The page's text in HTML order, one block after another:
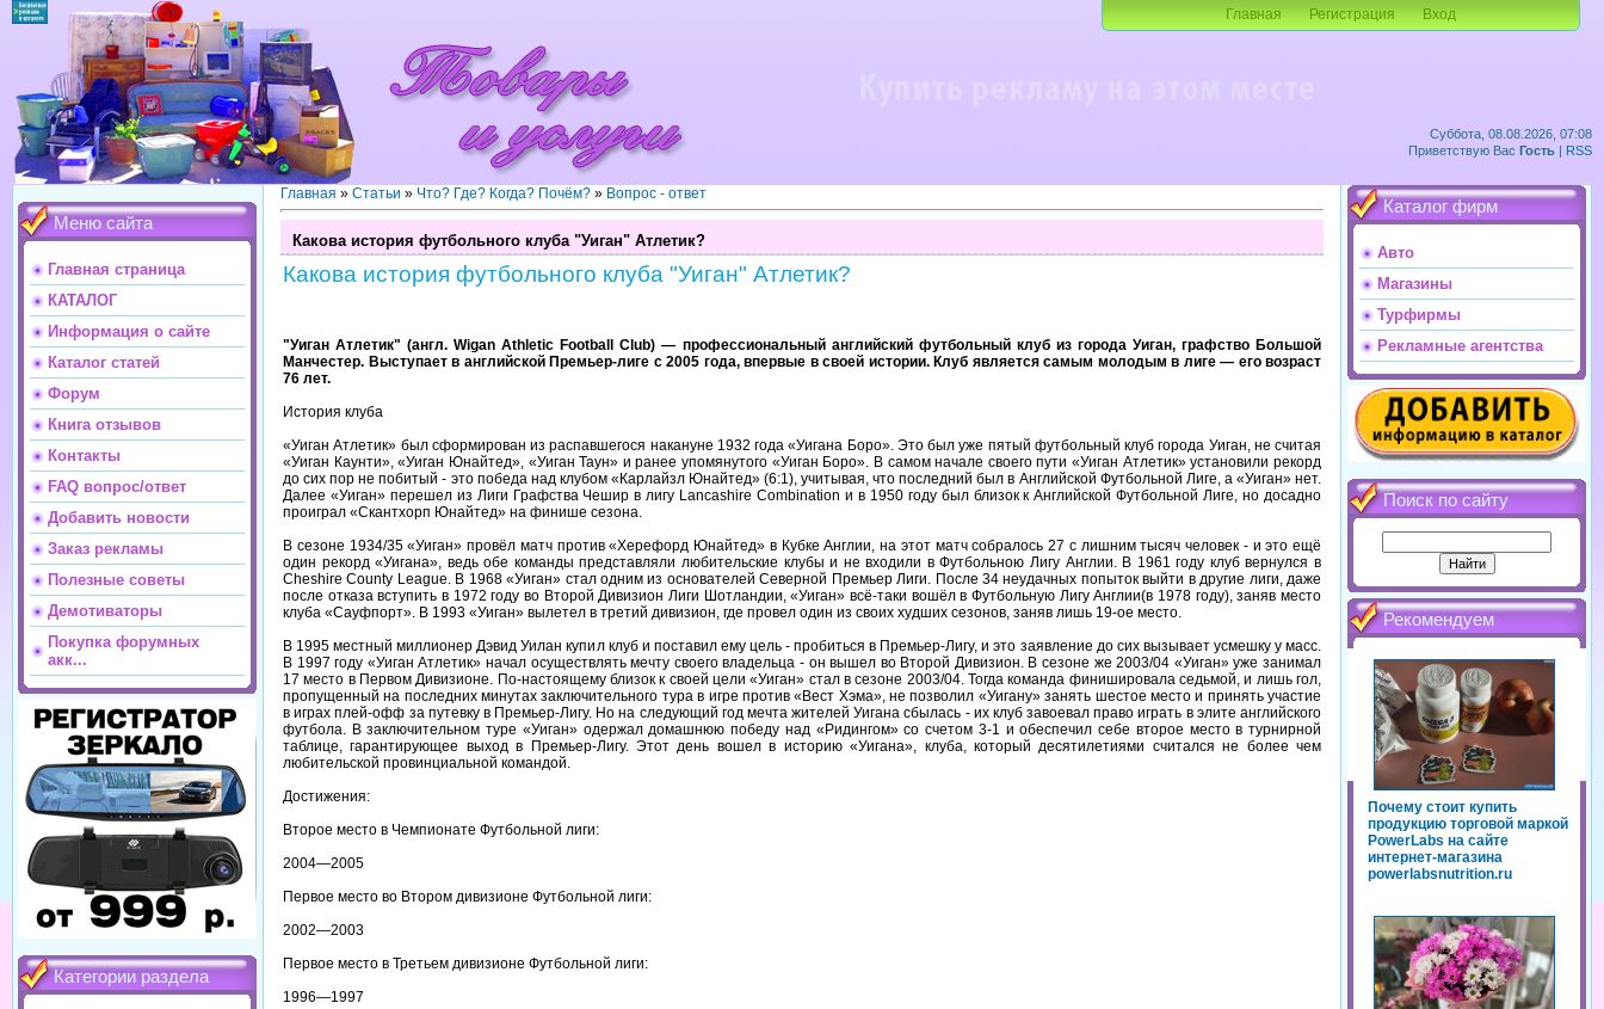
Суббота, 08.08.2026, 07:08
Приветствую Вас Гость | RSS
Главная Регистрация Вход
Меню сайта
Главная страница
КАТАЛОГ
Информация о сайте
Каталог статей
Форум
Книга отзывов
Контакты
FAQ вопрос/ответ
Добавить новости
Заказ рекламы
Полезные советы
Демотиваторы
Покупка форумных
акк...
Категории раздела
Главная » Статьи » Что? Где? Когда? Почём? » Вопрос - ответ
Какова история футбольного клуба "Уиган" Атлетик?
Какова история футбольного клуба "Уиган" Атлетик?
"Уиган Атлетик" (англ. Wigan Athletic Football Club) — профессиональный английский футбольный клуб из города Уиган, графство Большой
Манчестер. Выступает в английской Премьер-лиге с 2005 года, впервые в своей истории. Клуб является самым молодым в лиге — его возраст
76 лет.
История клуба
«Уиган Атлетик» был сформирован из распавшегося накануне 1932 года «Уигана Боро». Это был уже пятый футбольный клуб города Уиган, не считая
«Уиган Каунти», «Уиган Юнайтед», «Уиган Таун» и ранее упомянутого «Уиган Боро». В самом начале своего пути «Уиган Атлетик» установили рекорд
до сих пор не побитый - это победа над клубом «Карлайзл Юнайтед» (6:1), учитывая, что последний был в Английской Футбольной Лиге, а «Уиган» нет.
Далее «Уиган» перешел из Лиги Графства Чешир в лигу Lancashire Combination и в 1950 году был близок к Английской Футбольной Лиге, но досадно
проиграл «Скантхорп Юнайтед» на финише сезона.
В сезоне 1934/35 «Уиган» провёл матч против «Херефорд Юнайтед» в Кубке Англии, на этот матч собралось 27 с лишним тысяч человек - и это ещё
один рекорд «Уигана», ведь обе команды представляли любительские клубы и не входили в Футбольною Лигу Англии. В 1961 году клуб вернулся в
Cheshire County League. В 1968 «Уиган» стал одним из основателей Северной Премьер Лиги. После 34 неудачных попыток выйти в другие лиги, даже
после отказа вступить в 1972 году во Второй Дивизион Лиги Шотландии, «Уиган» всё-таки вошёл в Футбольную Лигу Англии(в 1978 году), заняв место
клуба «Сауфпорт». В 1993 «Уиган» вылетел в третий дивизион, где провел один из своих худших сезонов, заняв лишь 19-ое место.
В 1995 местный миллионер Дэвид Уилан купил клуб и поставил ему цель - пробиться в Премьер-Лигу, и это заявление до сих вызывает усмешку у масс.
В 1997 году «Уиган Атлетик» начал осуществлять мечту своего владельца - он вышел во Второй Дивизион. В сезоне же 2003/04 «Уиган» уже занимал
17 место в Первом Дивизионе. По-настоящему близок к своей цели «Уиган» стал в сезоне 2003/04. Тогда команда финишировала седьмой, и лишь гол,
пропущенный на последних минутах заключительного тура в игре против «Вест Хэма», не позволил «Уигану» занять шестое место и принять участие
в играх плей-офф за путевку в Премьер-Лигу. Но на следующий год мечта жителей Уигана сбылась - их клуб завоевал право играть в элите английского
футбола. В заключительном туре «Уиган» одержал домашнюю победу над «Ридингом» со счетом 3-1 и обеспечил себе второе место в турнирной
таблице, гарантирующее выход в Премьер-Лигу. Этот день вошел в историю «Уигана», клуба, который десятилетиями считался не более чем
любительской провинциальной командой.
Достижения:
Второе место в Чемпионате Футбольной лиги:
2004—2005
Первое место во Втором дивизионе Футбольной лиги:
2002—2003
Первое место в Третьем дивизионе Футбольной лиги:
1996—1997
Каталог фирм
Авто
Магазины
Турфирмы
Рекламные агентства
Поиск по сайту
Рекомендуем
Почему стоит купить
продукцию торговой маркой
PowerLabs на сайте
интернет-магазина
powerlabsnutrition.ru